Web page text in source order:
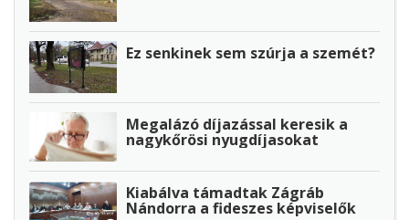
Ez senkinek sem szúrja a szemét?
Megalázó díjazással keresik a
nagykőrösi nyugdíjasokat
Kiabálva támadtak Zágráb
Nándorra a fideszes képviselők